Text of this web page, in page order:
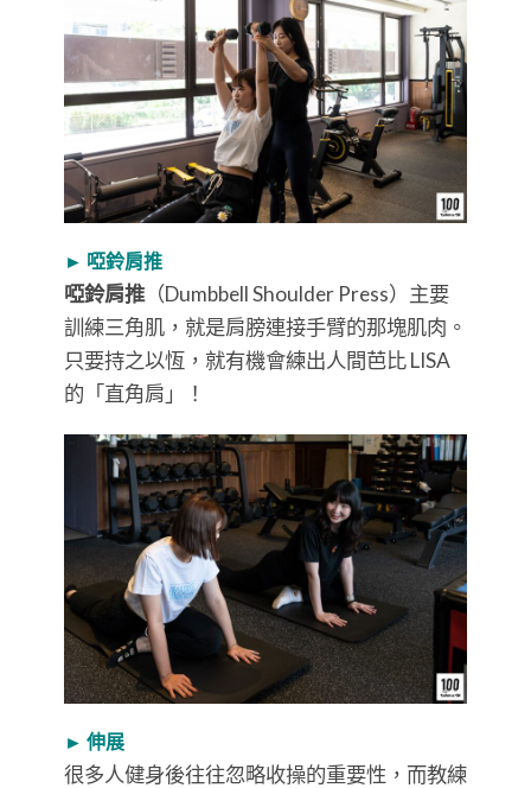
► 啞鈴肩推
啞鈴肩推（Dumbbell Shoulder Press）主要
訓練三角肌，就是肩膀連接手臂的那塊肌肉。
只要持之以恆，就有機會練出人間芭比 LISA
的「直角肩」！
► 伸展
很多人健身後往往忽略收操的重要性，而教練